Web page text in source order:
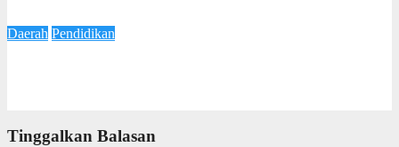
Daerah Pendidikan
Tinggalkan Balasan